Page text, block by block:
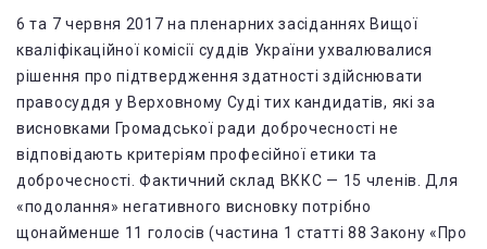
6 та 7 червня 2017 на пленарних засіданнях Вищої
кваліфікаційної комісії суддів України ухвалювалися
рішення про підтвердження здатності здійснювати
правосуддя у Верховному Суді тих кандидатів, які за
висновками Громадської ради доброчесності не
відповідають критеріям професійної етики та
доброчесності. Фактичний склад ВККС — 15 членів. Для
«подолання» негативного висновку потрібно
щонайменше 11 голосів (частина 1 статті 88 Закону «Про